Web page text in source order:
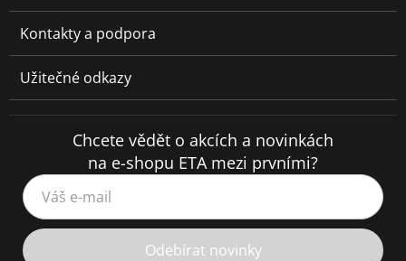
Kontakty a podpora
Užitečné odkazy
Chcete vědět o akcích a novinkách
na e-shopu ETA mezi prvními?
Váš e-mail
Odebírat novinky